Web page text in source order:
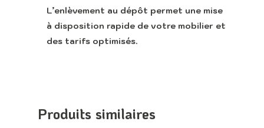
L’enlèvement au dépôt permet une mise
à disposition rapide de votre mobilier et
des tarifs optimisés.
Produits similaires